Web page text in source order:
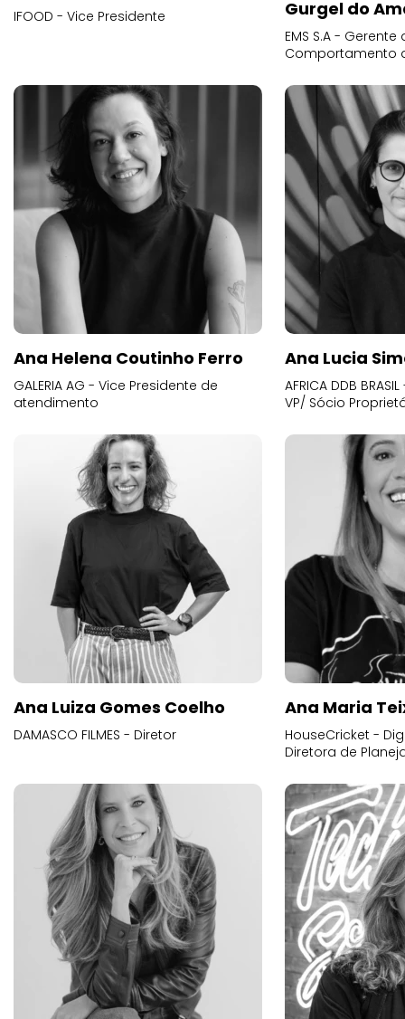
IFOOD - Vice Presidente
Gurgel do
EMS S.A -
Comportamento
Ana Helena Coutinho Ferro
GALERIA AG - Vice Presidente de
atendimento
Ana Lucia
AFRICA DDB
VP/ Sócio
Ana Luiza Gomes Coelho
DAMASCO FILMES - Diretor
Ana Maria
HouseCricket -
Diretora de